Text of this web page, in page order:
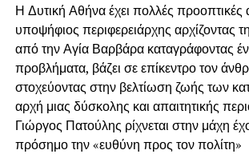
Η Δυτική Αθήνα έχει πολλές προοπτικές
υποψήφιος περιφερειάρχης αρχίζοντας
από την Αγία Βαρβάρα καταγράφοντας
προβλήματα, βάζει σε επίκεντρο τον
στοχεύοντας στην βελτίωση ζωής των
αρχή μιας δύσκολης και απαιτητικής
Γιώργος Πατούλης ρίχνεται στην μάχη
πρόσημο την «ευθύνη προς τον πολίτη»